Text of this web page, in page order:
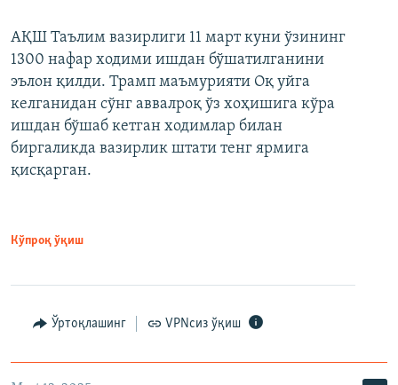
АҚШ Таълим вазирлиги 11 март куни ўзининг
1300 нафар ходими ишдан бўшатилганини
эълон қилди. Трамп маъмурияти Оқ уйга
келганидан сўнг аввалроқ ўз хоҳишига кўра
ишдан бўшаб кетган ходимлар билан
биргаликда вазирлик штати тенг ярмига
қисқарган.
Кўпроқ ўқиш
Ўртоқлашинг VPNсиз ўқиш